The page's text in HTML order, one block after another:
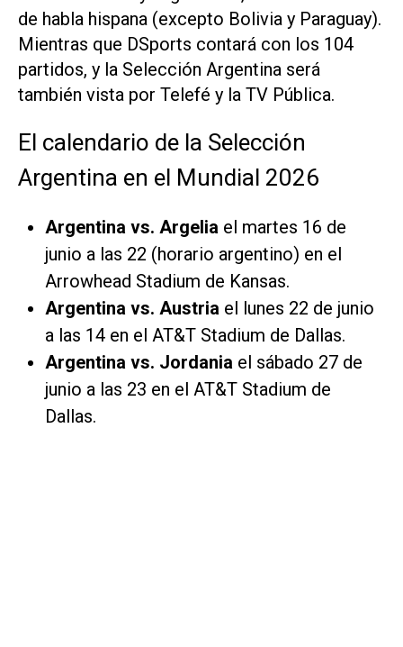
de habla hispana (excepto Bolivia y Paraguay).
Mientras que DSports contará con los 104
partidos, y la Selección Argentina será
también vista por Telefé y la TV Pública.
El calendario de la Selección
Argentina en el Mundial 2026
Argentina vs. Argelia el martes 16 de
junio a las 22 (horario argentino) en el
Arrowhead Stadium de Kansas.
Argentina vs. Austria el lunes 22 de junio
a las 14 en el AT&T Stadium de Dallas.
Argentina vs. Jordania el sábado 27 de
junio a las 23 en el AT&T Stadium de
Dallas.